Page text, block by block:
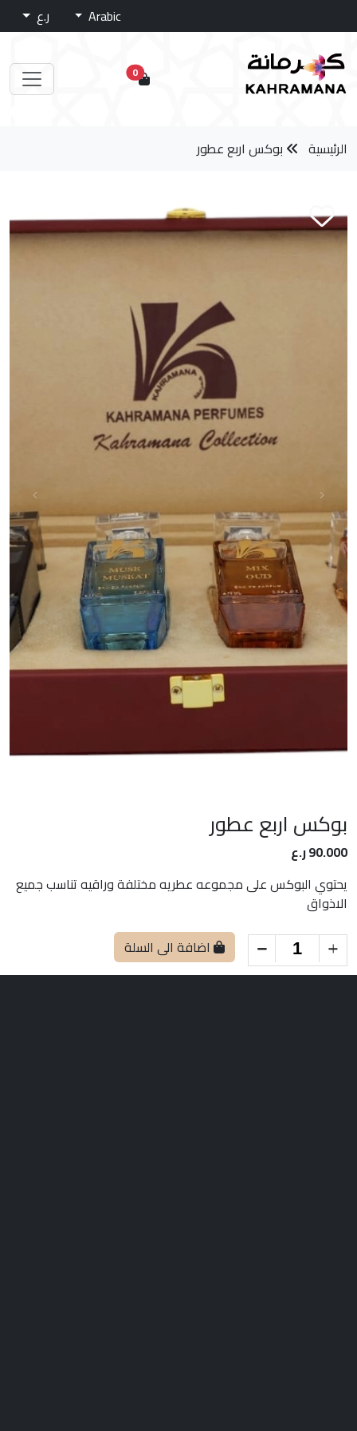
Arabic ر.ع
0
الرئيسية بوكس اربع عطور
Previous
Next
بوكس اربع عطور
90.000 ر.ع
يحتوي البوكس على مجموعه عطريه مختلفة وراقيه تناسب جميع
الاذواق
اضافة الى السلة